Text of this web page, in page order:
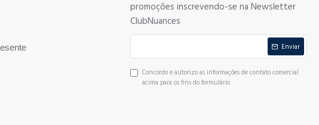
promoções inscrevendo-se na Newsletter
ClubNuances
Enviar
Concordo e autorizo as informações de contato comercial
acima para os fins do formulário